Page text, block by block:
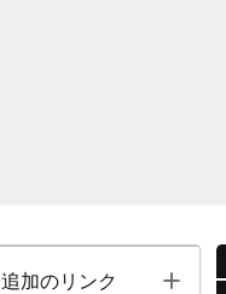
追加のリンク